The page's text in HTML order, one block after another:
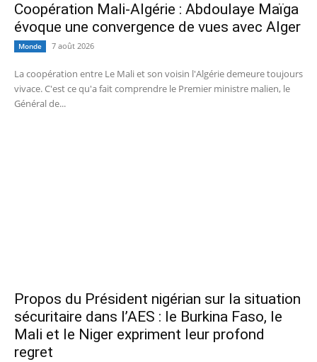
Coopération Mali-Algérie : Abdoulaye Maïga
évoque une convergence de vues avec Alger
Monde 7 août 2026
La coopération entre Le Mali et son voisin l'Algérie demeure toujours
vivace. C'est ce qu'a fait comprendre le Premier ministre malien, le
Général de...
Propos du Président nigérian sur la situation
sécuritaire dans l’AES : le Burkina Faso, le
Mali et le Niger expriment leur profond
regret